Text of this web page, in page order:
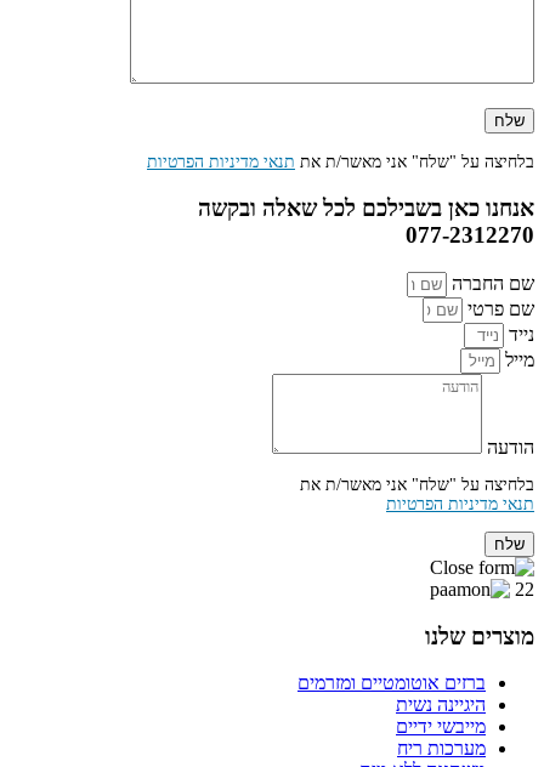
בלחיצה על "שלח" אני מאשר/ת את תנאי מדיניות הפרטיות
אנחנו כאן בשבילכם לכל שאלה ובקשה
077-2312270
שם החברה
שם פרטי
נייד
מייל
הודעה
בלחיצה על "שלח" אני מאשר/ת את
תנאי מדיניות הפרטיות
שלח
22
מוצרים שלנו
ברזים אוטומטיים ומזרמים
היגיינה נשית
מייבשי ידיים
מערכות ריח